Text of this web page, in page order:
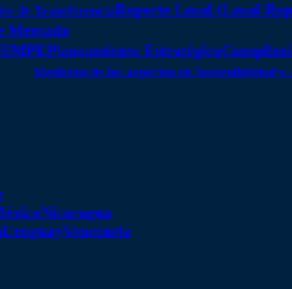
de TransferenciaReporte Local (Local
Mercado
Planeamiento Estratégico
Medición de los aspectos de Sostenibilidad y
Nicaragua
UruguayVenezuela